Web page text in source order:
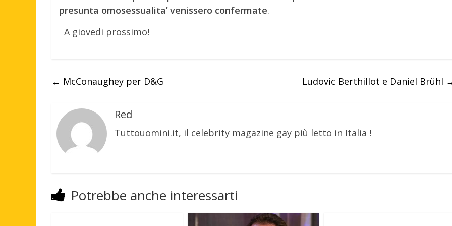
presunta omosessualita’ venissero confermate.
A giovedi prossimo!
← McConaughey per D&G Ludovic Berthillot e Daniel Brühl
Red
Tuttouomini.it, il celebrity magazine gay più letto in Italia !
Potrebbe anche interessarti